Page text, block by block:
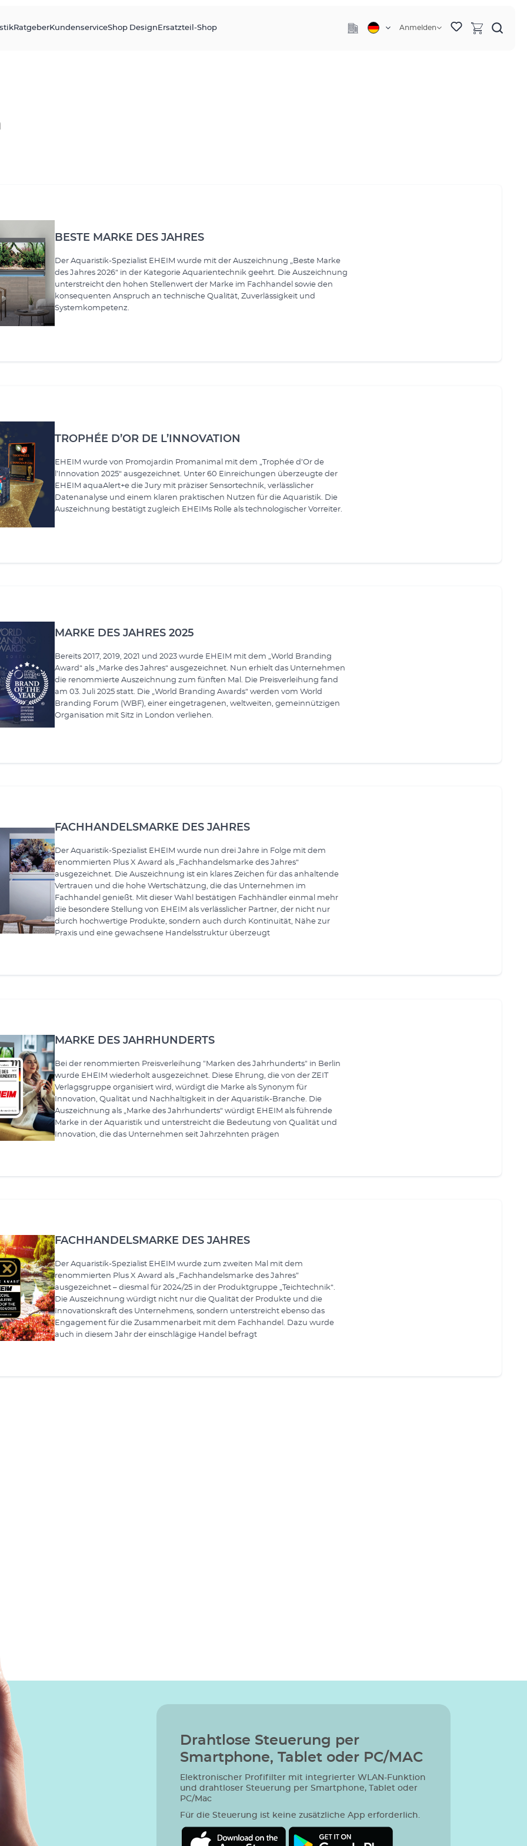
RatgeberKundenserviceShop Design Ersatzteil-Shop Anmelden
BESTE MARKE DES JAHRES
Der Aquaristik-Spezialist EHEIM wurde mit der Auszeichnung „Beste Marke
des Jahres 2026“ in der Kategorie Aquarientechnik geehrt. Die Auszeichnung
unterstreicht den hohen Stellenwert der Marke im Fachhandel sowie den
konsequenten Anspruch an technische Qualität, Zuverlässigkeit und
Systemkompetenz.
TROPHÉE D’OR DE L’INNOVATION
EHEIM wurde von Promojardin Promanimal mit dem „Trophée d’Or de
l’Innovation 2025“ ausgezeichnet. Unter 60 Einreichungen überzeugte der
EHEIM aquaAlert+e die Jury mit präziser Sensortechnik, verlässlicher
Datenanalyse und einem klaren praktischen Nutzen für die Aquaristik. Die
Auszeichnung bestätigt zugleich EHEIMs Rolle als technologischer Vorreiter.
MARKE DES JAHRES 2025
Bereits 2017, 2019, 2021 und 2023 wurde EHEIM mit dem „World Branding
Award“ als „Marke des Jahres“ ausgezeichnet. Nun erhielt das Unternehmen
die renommierte Auszeichnung zum fünften Mal. Die Preisverleihung fand
am 03. Juli 2025 statt. Die „World Branding Awards“ werden vom World
Branding Forum (WBF), einer eingetragenen, weltweiten, gemeinnützigen
Organisation mit Sitz in London verliehen.
FACHHANDELSMARKE DES JAHRES
Der Aquaristik-Spezialist EHEIM wurde nun drei Jahre in Folge mit dem
renommierten Plus X Award als „Fachhandelsmarke des Jahres“
ausgezeichnet. Die Auszeichnung ist ein klares Zeichen für das anhaltende
Vertrauen und die hohe Wertschätzung, die das Unternehmen im
Fachhandel genießt. Mit dieser Wahl bestätigen Fachhändler einmal mehr
die besondere Stellung von EHEIM als verlässlicher Partner, der nicht nur
durch hochwertige Produkte, sondern auch durch Kontinuität, Nähe zur
Praxis und eine gewachsene Handelsstruktur überzeugt
MARKE DES JAHRHUNDERTS
Bei der renommierten Preisverleihung "Marken des Jahrhunderts" in Berlin
wurde EHEIM wiederholt ausgezeichnet. Diese Ehrung, die von der ZEIT
Verlagsgruppe organisiert wird, würdigt die Marke als Synonym für
Innovation, Qualität und Nachhaltigkeit in der Aquaristik-Branche. Die
Auszeichnung als „Marke des Jahrhunderts“ würdigt EHEIM als führende
Marke in der Aquaristik und unterstreicht die Bedeutung von Qualität und
Innovation, die das Unternehmen seit Jahrzehnten prägen
FACHHANDELSMARKE DES JAHRES
Der Aquaristik-Spezialist EHEIM wurde zum zweiten Mal mit dem
renommierten Plus X Award als „Fachhandelsmarke des Jahres”
ausgezeichnet – diesmal für 2024/25 in der Produktgruppe „Teichtechnik“.
Die Auszeichnung würdigt nicht nur die Qualität der Produkte und die
Innovationskraft des Unternehmens, sondern unterstreicht ebenso das
Engagement für die Zusammenarbeit mit dem Fachhandel. Dazu wurde
auch in diesem Jahr der einschlägige Handel befragt
Drahtlose Steuerung per
Smartphone, Tablet oder PC/MAC
Elektronischer Profifilter mit integrierter WLAN-Funktion
und drahtloser Steuerung per Smartphone, Tablet oder
PC/Mac
Für die Steuerung ist keine zusätzliche App erforderlich.